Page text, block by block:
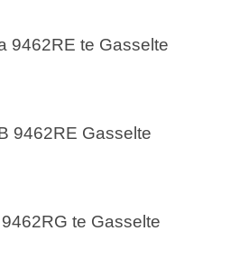
9462RE te Gasselte
9462RE Gasselte
te Gasselte